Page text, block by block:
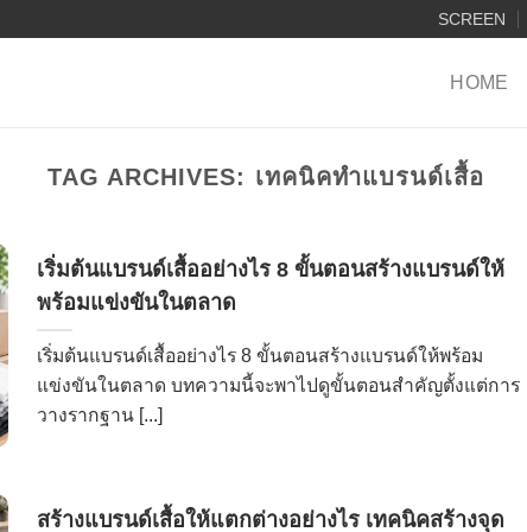
SCREEN
HOME
TAG ARCHIVES: เทคนิคทำแบรนด์เสื้อ
เริ่มต้นแบรนด์เสื้ออย่างไร 8 ขั้นตอนสร้างแบรนด์ให้
พร้อมแข่งขันในตลาด
เริ่มต้นแบรนด์เสื้ออย่างไร 8 ขั้นตอนสร้างแบรนด์ให้พร้อม
แข่งขันในตลาด บทความนี้จะพาไปดูขั้นตอนสำคัญตั้งแต่การ
วางรากฐาน [...]
สร้างแบรนด์เสื้อให้แตกต่างอย่างไร เทคนิคสร้างจุด